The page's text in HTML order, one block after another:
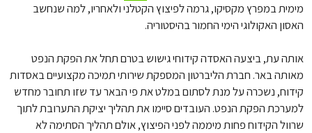
מימית במפרץ מקסיקו, גרמה לפיצוץ הקטלני ולאחריו, למה שנחשב
האסון האקולוגי הימי החמור בהיסטוריה.
אותה עת, ביצעה האסדה קידוחי גישוש בטרם תחל את הפקת הנפט
מאותה באר. חברת הליברטון המספקת שירותי תמיכה מקצועיים באסדות
קידוח, נשכרה על מנת לסתום במלט את פי הבאר עד שזו תחובר מחדש
למערכת הפקת הנפט. העובדים סיימו את תהליך יציקת התערובת לתוך
שרוול הקידוח פחות מיממה לפני הפיצוץ, אולם תהליך הסתימה לא